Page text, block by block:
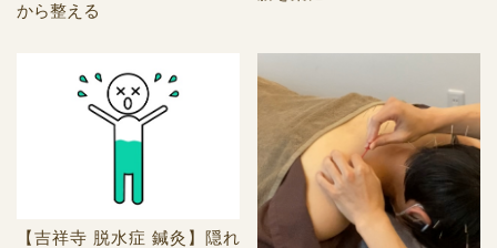
から整える
【吉祥寺 脱水症 鍼灸】隠れ